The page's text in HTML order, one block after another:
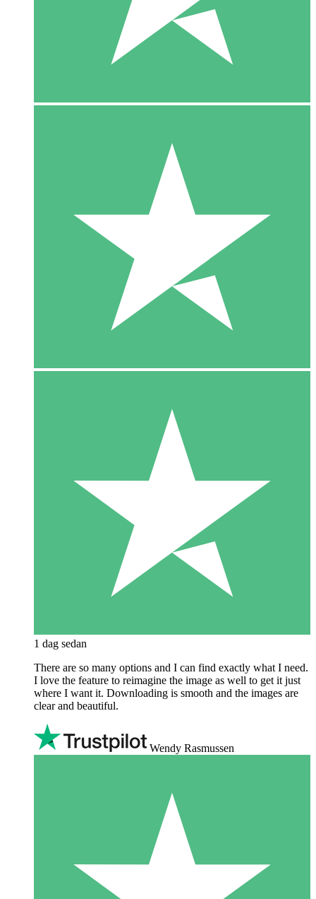
1 dag sedan
There are so many options and I can find exactly what I need.
I love the feature to reimagine the image as well to get it just
where I want it. Downloading is smooth and the images are
clear and beautiful.
Wendy Rasmussen